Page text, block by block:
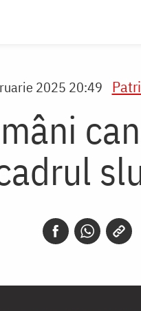
2025 20:49